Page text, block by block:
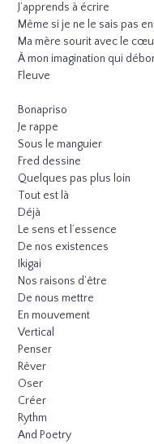
J’apprends à écrire
Même si je ne le sais pas
Ma mère sourit avec le
À mon imagination qui
Fleuve
Bonapriso
Je rappe
Sous le manguier
Fred dessine
Quelques pas plus loin
Tout est là
Déjà
Le sens et l’essence
De nos existences
Ikigai
Nos raisons d’être
De nous mettre
En mouvement
Vertical
Penser
Rêver
Oser
Créer
Rythm
And Poetry